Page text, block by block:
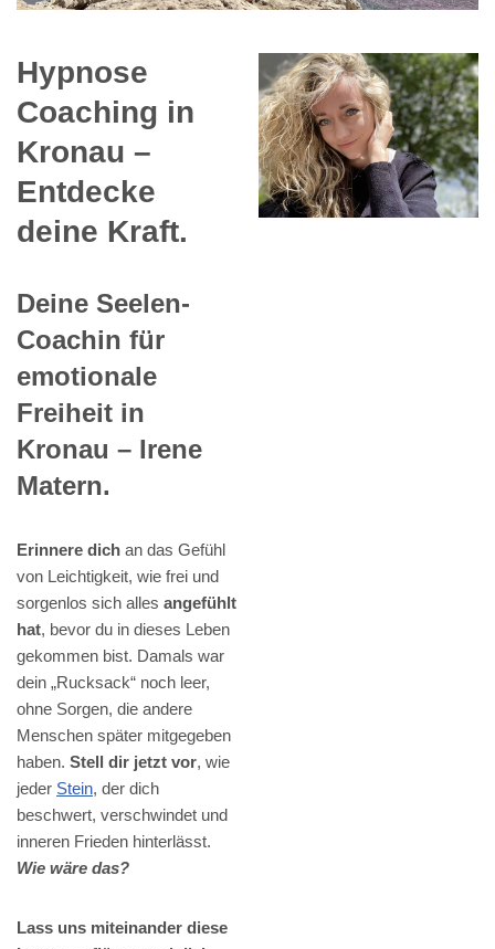
Hypnose
Coaching in
Kronau –
Entdecke
deine Kraft.
Deine Seelen-
Coachin für
emotionale
Freiheit in
Kronau – Irene
Matern.
Erinnere dich an das Gefühl
von Leichtigkeit, wie frei und
sorgenlos sich alles angefühlt
hat, bevor du in dieses Leben
gekommen bist. Damals war
dein „Rucksack“ noch leer,
ohne Sorgen, die andere
Menschen später mitgegeben
haben. Stell dir jetzt vor, wie
jeder Stein, der dich
beschwert, verschwindet und
inneren Frieden hinterlässt.
Wie wäre das?
Lass uns miteinander diese